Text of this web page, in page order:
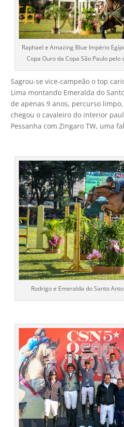
Raphael e Amazing Blue Império
Copa Ouro da Copa São Paulo
Sagrou-se vice-campeão o top
Lima montando Emeralda do
de apenas 9 anos, percurso limpo,
chegou o cavaleiro do interior
Pessanha com Zingaro TW, uma
Rodrigo e Emeralda do Santo